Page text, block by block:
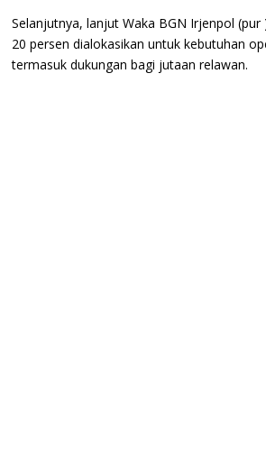
Selanjutnya, lanjut Waka BGN Irjenpol (pur
20 persen dialokasikan untuk kebutuhan
termasuk dukungan bagi jutaan relawan.